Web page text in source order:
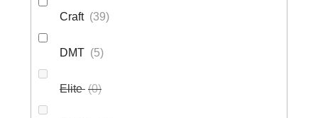
Craft 39
DMT 5
Elite 0